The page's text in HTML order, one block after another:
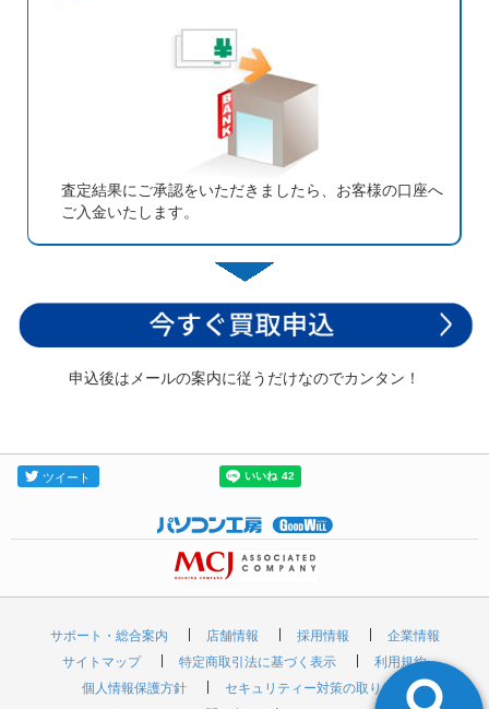
査定結果にご承認をいただきましたら、お客様の口座へ
ご入金いたします。
申込後はメールの案内に従うだけなのでカンタン！
サポート・総合案内 店舗情報 採用情報
企業情報
サイトマップ
特定商取引法に基づく表示
利用規約
個人情報保護方針
セキュリティー対策の取り組み